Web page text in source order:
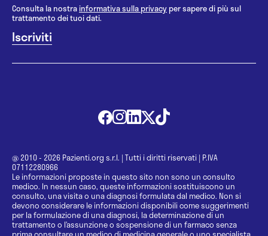
Consulta la nostrainformativa sulla privacy per sapere di più sul
trattamento dei tuoi dati.
@ 2010 - 2026 Pazienti.org s.r.l. | Tutti i diritti riservati | P.IVA
07112280966
Le informazioni proposte in questo sito non sono un consulto
medico. In nessun caso, queste informazioni sostituiscono un
consulto, una visita o una diagnosi formulata dal medico. Non si
devono considerare le informazioni disponibili come suggerimenti
per la formulazione di una diagnosi, la determinazione di un
trattamento o l’assunzione o sospensione di un farmaco senza